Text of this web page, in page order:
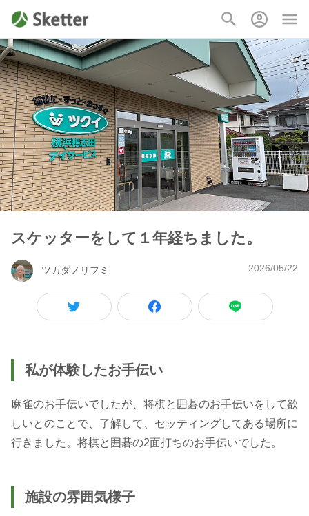
スケッターをして１年経ちました。
ツカダノリフミ 2026/05/22
私が体験したお手伝い
麻雀のお手伝いでしたが、将棋と囲碁のお手伝いをして欲
しいとのことで、了解して、セッティングしてある場所に
行きました。将棋と囲碁の2面打ちのお手伝いでした。
施設の雰囲気様子